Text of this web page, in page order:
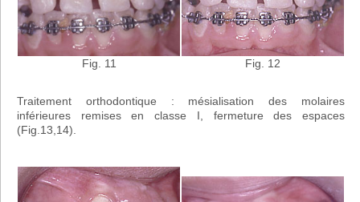
Fig. 11 Fig. 12
Traitement orthodontique : mésialisation des molaires
inférieures remises en classe I, fermeture des espaces
(Fig.13,14).